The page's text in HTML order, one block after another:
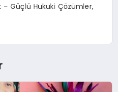
– Güçlü Hukuki Çözümler,